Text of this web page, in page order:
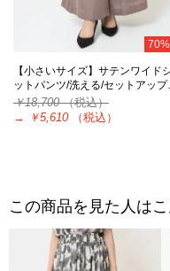
【小さいサイズ】サテンワイド
ットパンツ/洗える/セットアップ
￥18,700（税込）
→
￥5,610 （税込）
この商品を見た人は